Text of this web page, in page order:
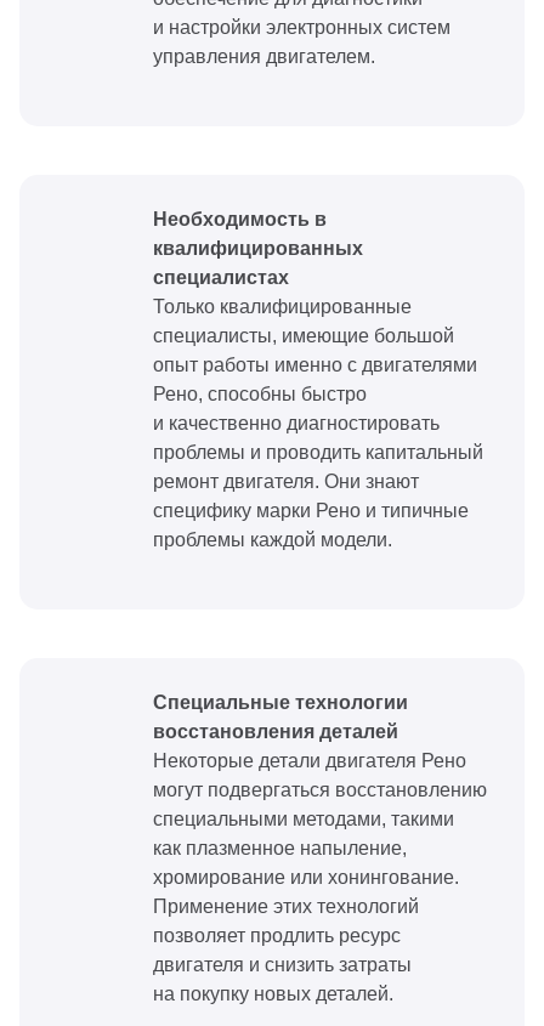
и настройки электронных систем
управления двигателем.
Необходимость в
квалифицированных
специалистах
Только квалифицированные
специалисты, имеющие большой
опыт работы именно с двигателями
Рено, способны быстро
и качественно диагностировать
проблемы и проводить капитальный
ремонт двигателя. Они знают
специфику марки Рено и типичные
проблемы каждой модели.
Специальные технологии
восстановления деталей
Некоторые детали двигателя Рено
могут подвергаться восстановлению
специальными методами, такими
как плазменное напыление,
хромирование или хонингование.
Применение этих технологий
позволяет продлить ресурс
двигателя и снизить затраты
на покупку новых деталей.